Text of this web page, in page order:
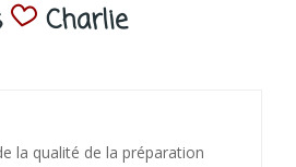
Charlie
ce paquet votre message est